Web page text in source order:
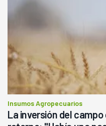
Insumos Agropecuarios
La inversión del